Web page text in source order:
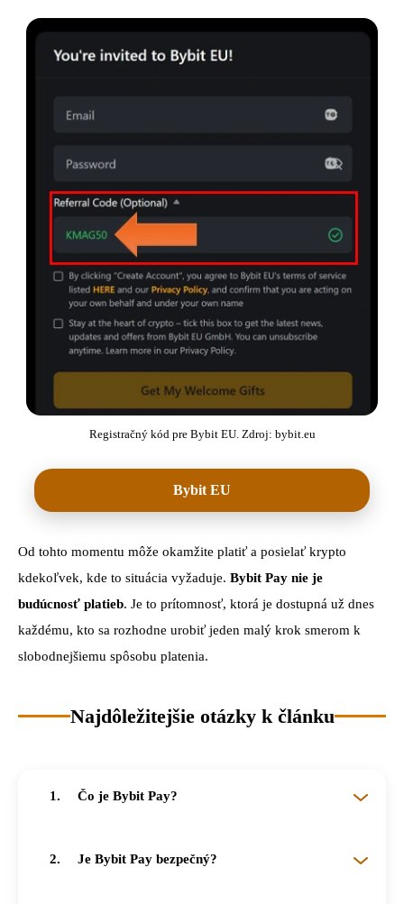
Registračný kód pre Bybit EU. Zdroj: bybit.eu
Bybit EU
Od tohto momentu môže okamžite platiť a posielať krypto
kdekoľvek, kde to situácia vyžaduje. Bybit Pay nie je
budúcnosť platieb. Je to prítomnosť, ktorá je dostupná už dnes
každému, kto sa rozhodne urobiť jeden malý krok smerom k
slobodnejšiemu spôsobu platenia.
Najdôležitejšie otázky k článku
Čo je Bybit Pay?
Je Bybit Pay bezpečný?